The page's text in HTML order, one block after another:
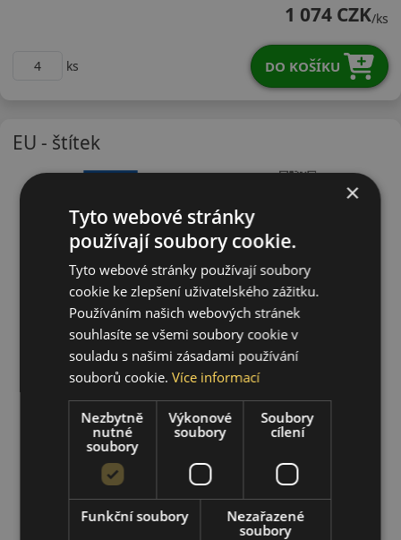
1 074 CZK/ks
ks DO KOŠÍKU
EU - štítek
×
Tyto webové stránky
používají soubory cookie.
Tyto webové stránky používají soubory
cookie ke zlepšení uživatelského zážitku.
Používáním našich webových stránek
souhlasíte se všemi soubory cookie v
souladu s našimi zásadami používání
souborů cookie.Více informací
Nezbytně
nutné
soubory
Výkonové
soubory
Soubory
cílení
Funkční soubory
Nezařazené
soubory